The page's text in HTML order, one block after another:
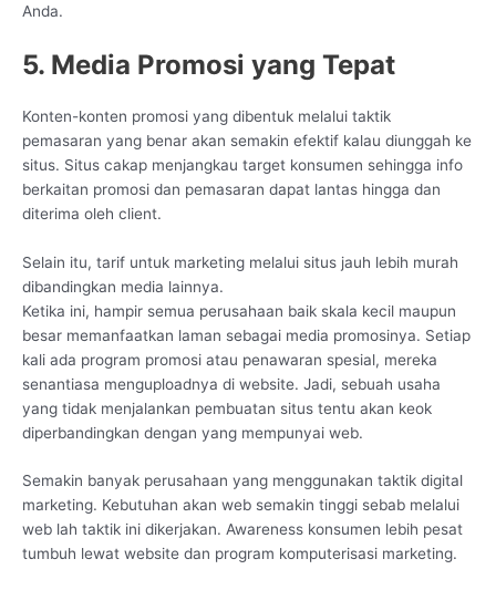
Anda.
5. Media Promosi yang Tepat
Konten-konten promosi yang dibentuk melalui taktik
pemasaran yang benar akan semakin efektif kalau diunggah ke
situs. Situs cakap menjangkau target konsumen sehingga info
berkaitan promosi dan pemasaran dapat lantas hingga dan
diterima oleh client.
Selain itu, tarif untuk marketing melalui situs jauh lebih murah
dibandingkan media lainnya.
Ketika ini, hampir semua perusahaan baik skala kecil maupun
besar memanfaatkan laman sebagai media promosinya. Setiap
kali ada program promosi atau penawaran spesial, mereka
senantiasa menguploadnya di website. Jadi, sebuah usaha
yang tidak menjalankan pembuatan situs tentu akan keok
diperbandingkan dengan yang mempunyai web.
Semakin banyak perusahaan yang menggunakan taktik digital
marketing. Kebutuhan akan web semakin tinggi sebab melalui
web lah taktik ini dikerjakan. Awareness konsumen lebih pesat
tumbuh lewat website dan program komputerisasi marketing.